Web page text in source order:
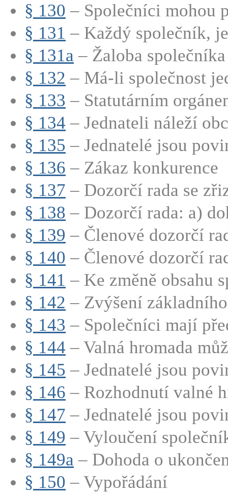
§ 130 – Společníci mohou
§ 131 – Každý společník,
§ 131a – Žaloba společníka
§ 132 – Má-li společnost
§ 133 – Statutárním
§ 134 – Jednateli náleží
§ 135 – Jednatelé jsou
§ 136 – Zákaz konkurence
§ 137 – Dozorčí rada se
§ 138 – Dozorčí rada: a)
§ 139 – Členové dozorčí
§ 140 – Členové dozorčí
§ 141 – Ke změně obsahu
§ 142 – Zvýšení
§ 143 – Společníci mají
§ 144 – Valná hromada
§ 145 – Jednatelé jsou
§ 146 – Rozhodnutí valné
§ 147 – Jednatelé jsou
§ 149 – Vyloučení
§ 149a – Dohoda o
§ 150 – Vypořádání